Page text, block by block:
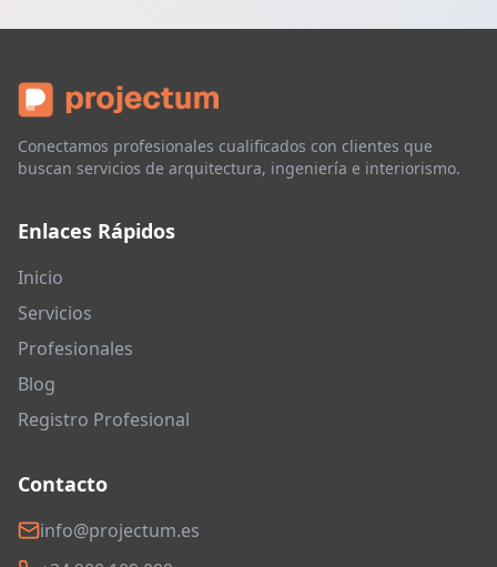
Conectamos profesionales cualificados con clientes que
buscan servicios de arquitectura, ingeniería e interiorismo.
Enlaces Rápidos
Inicio
Servicios
Profesionales
Blog
Registro Profesional
Contacto
info@projectum.es